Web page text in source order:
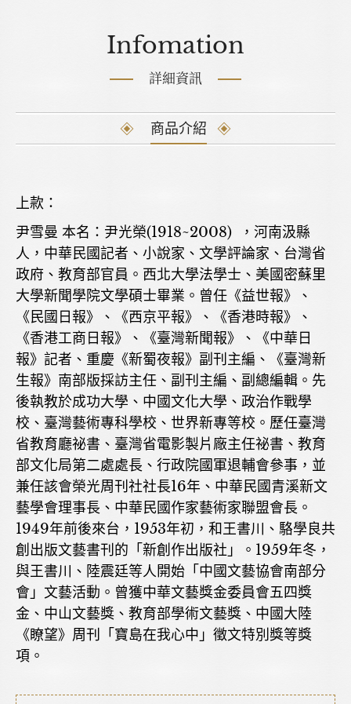
Infomation
詳細資訊
商品介紹
上款：
尹雪曼 本名：尹光榮(1918~2008) ，河南汲縣
人，中華民國記者、小說家、文學評論家、台灣省
政府、教育部官員。西北大學法學士、美國密蘇里
大學新聞學院文學碩士畢業。曾任《益世報》、
《民國日報》、《西京平報》、《香港時報》、
《香港工商日報》、《臺灣新聞報》、《中華日
報》記者、重慶《新蜀夜報》副刊主編、《臺灣新
生報》南部版採訪主任、副刊主編、副總編輯。先
後執教於成功大學、中國文化大學、政治作戰學
校、臺灣藝術專科學校、世界新專等校。歷任臺灣
省教育廳祕書、臺灣省電影製片廠主任祕書、教育
部文化局第二處處長、行政院國軍退輔會參事，並
兼任該會榮光周刊社社長16年、中華民國青溪新文
藝學會理事長、中華民國作家藝術家聯盟會長。
1949年前後來台，1953年初，和王書川、駱學良共
創出版文藝書刊的「新創作出版社」。1959年冬，
與王書川、陸震廷等人開始「中國文藝協會南部分
會」文藝活動。曾獲中華文藝獎金委員會五四獎
金、中山文藝獎、教育部學術文藝獎、中國大陸
《瞭望》周刊「寶島在我心中」徵文特別獎等獎
項。